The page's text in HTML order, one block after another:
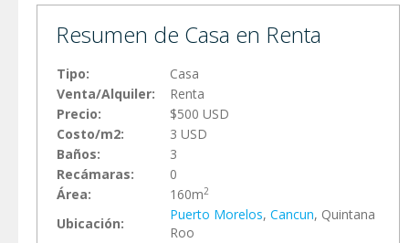
Resumen de Casa en Renta
Tipo:
Casa
Venta/Alquiler:
Renta
Precio:
$500 USD
Costo/m2:
3 USD
Baños:
3
Recámaras:
0
Área:
160m2
Ubicación:
Puerto Morelos, Cancun, Quintana
Roo